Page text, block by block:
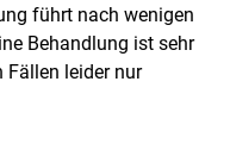
führt nach wenigen
Behandlung ist sehr
leider nur